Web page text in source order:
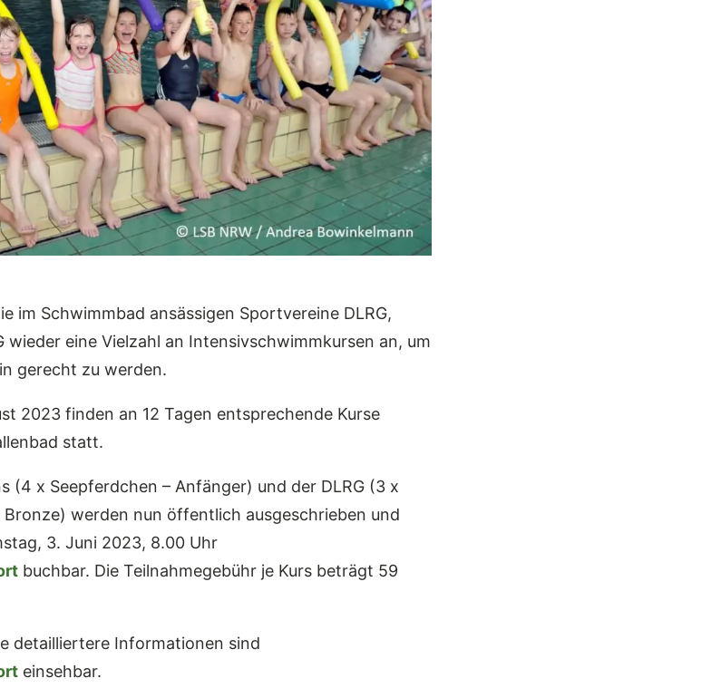
im Schwimmbad ansässigen Sportvereine DLRG,
wieder eine Vielzahl an Intensivschwimmkursen an, um
gerecht zu werden.
2023 finden an 12 Tagen entsprechende Kurse
statt.
(4 x Seepferdchen – Anfänger) und der DLRG (3 x
werden nun öffentlich ausgeschrieben und
3. Juni 2023, 8.00 Uhr
buchbar. Die Teilnahmegebühr je Kurs beträgt 59
detailliertere Informationen sind
einsehbar.